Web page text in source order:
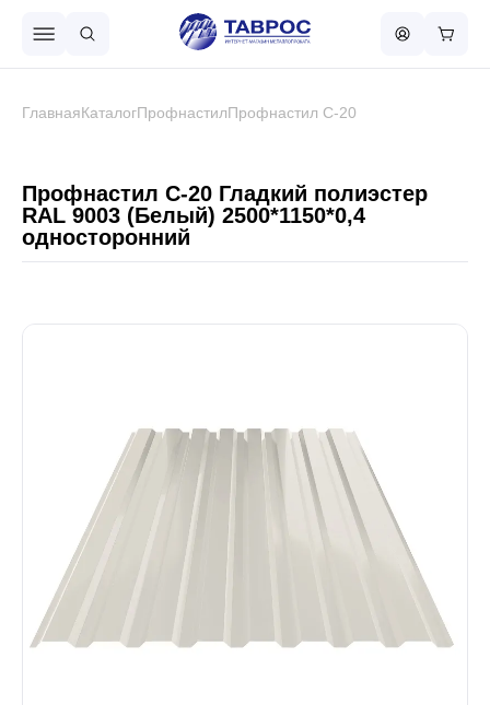
Металлочерепица
Сваи винтовые
Забор
ГлавнаяКаталогПрофнастилПрофнастил С-20
Профнастил С-20 Гладкий полиэстер
RAL 9003 (Белый) 2500*1150*0,4
односторонний